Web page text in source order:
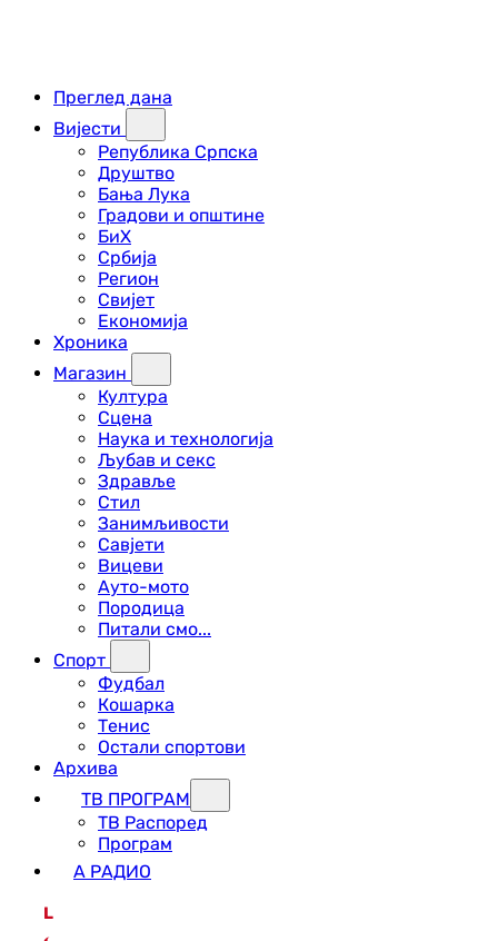
Преглед дана
Вијести
Република Српска
Друштво
Бања Лука
Градови и општине
БиХ
Србија
Регион
Свијет
Економија
Хроника
Магазин
Култура
Сцена
Наука и технологија
Љубав и секс
Здравље
Стил
Занимљивости
Савјети
Вицеви
Ауто-мото
Породица
Питали смо...
Спорт
Фудбал
Кошарка
Тенис
Остали спортови
Архива
ТВ ПРОГРАМ
ТВ Распоред
Програм
А РАДИО
L